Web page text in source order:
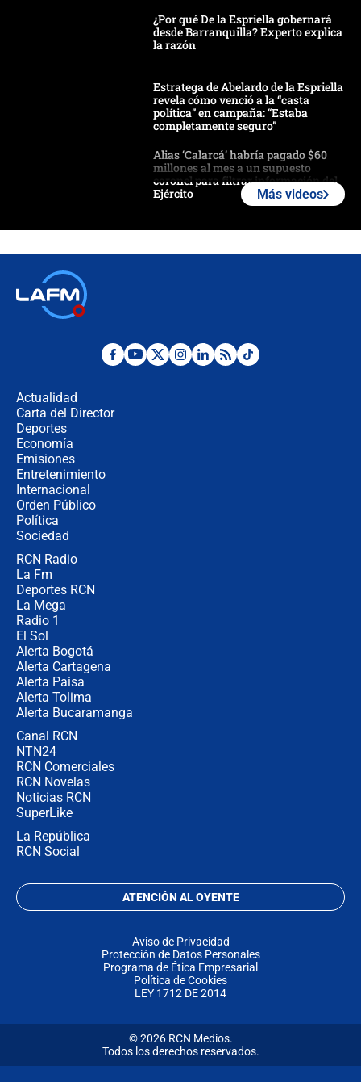
¿Por qué De la Espriella gobernará
desde Barranquilla? Experto explica
la razón
Estratega de Abelardo de la Espriella
revela cómo venció a la “casta
política” en campaña: “Estaba
completamente seguro”
Alias ‘Calarcá’ habría pagado $60
millones al mes a un supuesto
coronel para filtrar información del
Ejército
Ministro de Defensa no descarta el
Más videos
Actualidad
Carta del Director
Deportes
Economía
Emisiones
Entretenimiento
Internacional
Orden Público
Política
Sociedad
RCN Radio
La Fm
Deportes RCN
La Mega
Radio 1
El Sol
Alerta Bogotá
Alerta Cartagena
Alerta Paisa
Alerta Tolima
Alerta Bucaramanga
Canal RCN
NTN24
RCN Comerciales
RCN Novelas
Noticias RCN
SuperLike
La República
RCN Social
ATENCIÓN AL OYENTE
Aviso de Privacidad
Protección de Datos Personales
Programa de Ética Empresarial
Política de Cookies
LEY 1712 DE 2014
© 2026 RCN Medios.
Todos los derechos reservados.